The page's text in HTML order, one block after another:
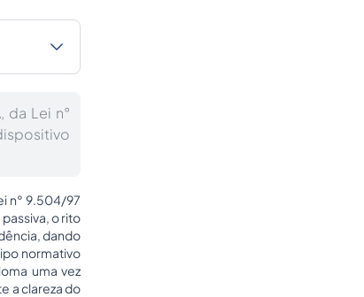
da Lei n°
n° 9.504/97
o rito
dando
normativo
uma vez
a clareza do